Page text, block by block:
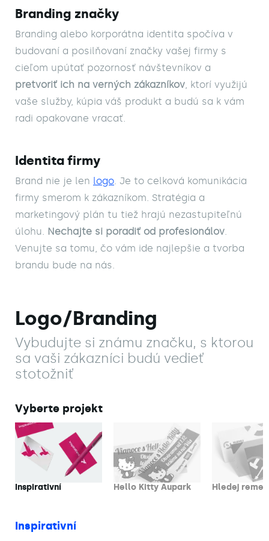
Branding značky
Branding alebo korporátna identita spočíva v
budovaní a posilňovaní značky vašej firmy s
pretvoriť ich na verných zákazníkov, ktorí využijú
vaše služby, kúpia váš produkt a budú sa k vám
radi opakovane vracať.
Identita firmy
Brand nie je len logo . Je to celková komunikácia
firmy smerom k zákazníkom. Stratégia a
marketingový plán tu tiež hrajú nezastupiteľnú
úlohu. Nechajte si poradiť od profesionálov
Venujte sa tomu, čo vám ide najlepšie a tvorba
brandu bude na nás.
Logo/Branding
Vybudujte si známu značku, s ktorou
sa vaši zákazníci budú vedieť
stotožniť
Vyberte projekt
Inspirativní Hello Kitty Aupark Hledej
Inspirativní